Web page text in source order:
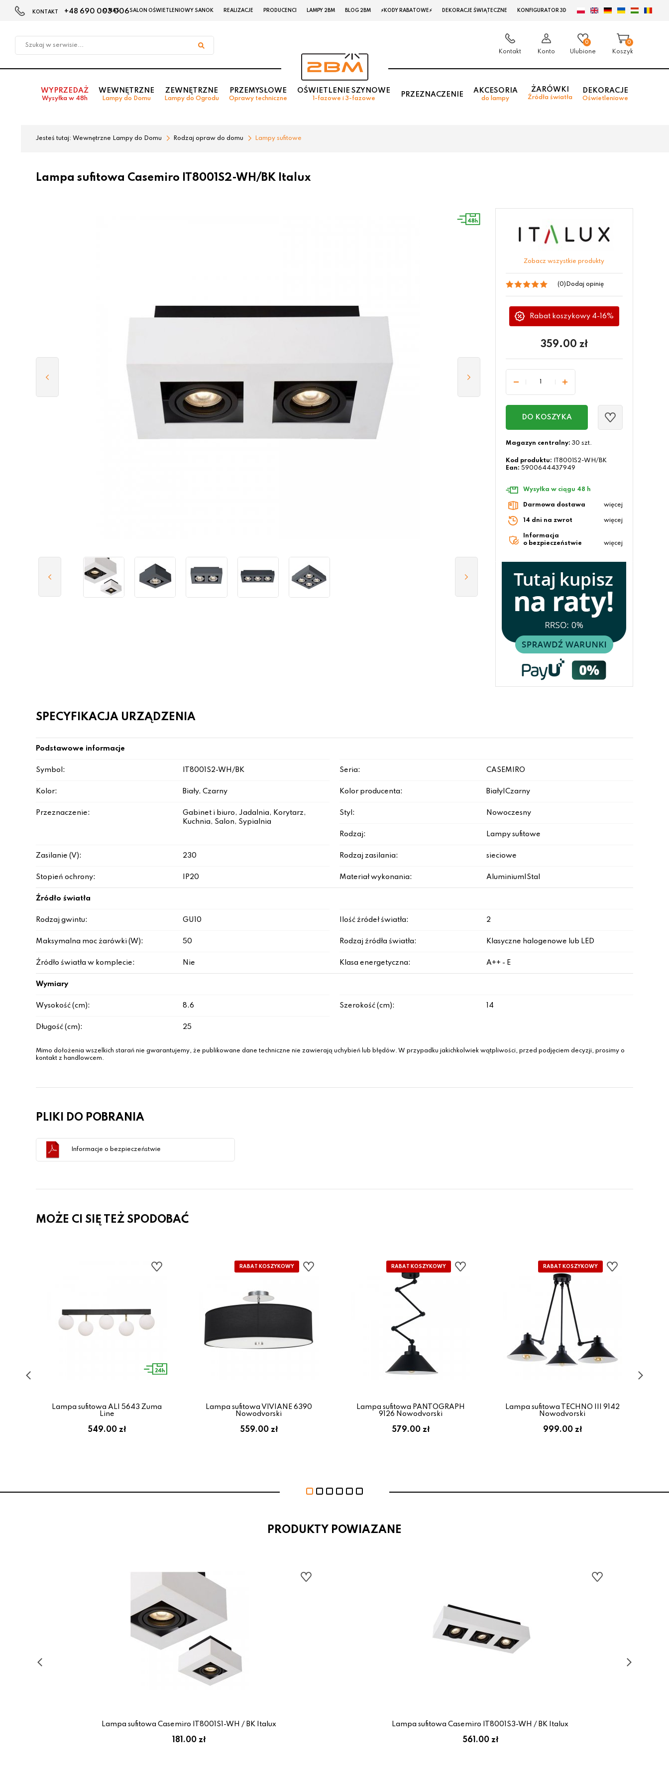
w
KONTAKT +48 690 003 006
O NAS SALON OŚWIETLENIOWY SANOK REALIZACJE PRODUCENCI LAMPY 2BM BLOG 2BM ⚡KODY RABATOWE⚡ DEKORACJE ŚWIĄTECZNE KONFIGURATOR 3D
Kontakt Konto
0
Ulubione
0
Koszyk
WYPRZEDAŻ
Wysyłka w 48h
WEWNĘTRZNE
Lampy do Domu
ZEWNĘTRZNE
Lampy do Ogrodu
PRZEMYSŁOWE
Oprawy techniczne
OŚWIETLENIE SZYNOWE
1-fazowe i 3-fazowe
PRZEZNACZENIE
AKCESORIA
do lampy
ŻARÓWKI
Źródła światła
DEKORACJE
Oświetleniowe
Jesteś tutaj: Wewnętrzne Lampy do Domu Rodzaj opraw do domu Lampy sufitowe
Lampa sufitowa Casemiro IT8001S2-WH/BK Italux
Zobacz wszystkie produkty
(0) Dodaj opinię
Rabat koszykowy 4-16%
359.00 zł
DO KOSZYKA
Magazyn centralny: 30 szt.
Kod produktu:
IT8001S2-WH/BK
Ean: 5900644437949
Wysyłka w ciągu 48 h
Darmowa dostawa więcej
14 dni na zwrot więcej
Informacja
o bezpieczeństwie
więcej
SPECYFIKACJA URZĄDZENIA
Podstawowe informacje
Symbol: IT8001S2-WH/BK Seria: CASEMIRO
Kolor: Biały, Czarny Kolor producenta: Biały|Czarny
Przeznaczenie:
Gabinet i biuro, Jadalnia, Korytarz,
Kuchnia, Salon, Sypialnia
Styl: Nowoczesny
Rodzaj: Lampy sufitowe
Zasilanie (V): 230 Rodzaj zasilania: sieciowe
Stopień ochrony: IP20 Materiał wykonania: Aluminium|Stal
Źródło światła
Rodzaj gwintu: GU10 Ilość źródeł światła: 2
Maksymalna moc żarówki (W): 50 Rodzaj źródła światła: Klasyczne halogenowe lub LED
Źródło światła w komplecie: Nie Klasa energetyczna: A++ - E
Wymiary
Wysokość (cm): 8.6 Szerokość (cm): 14
Długość (cm): 25
Mimo dołożenia wszelkich starań nie gwarantujemy, że publikowane dane techniczne nie zawierają uchybień lub błędów. W przypadku jakichkolwiek wątpliwości, przed podjęciem decyzji, prosimy o
kontakt z handlowcem.
PLIKI DO POBRANIA
Informacje o bezpieczeństwie
MOŻE CI SIĘ TEŻ SPODOBAĆ
Lampa sufitowa ALI 5643 Zuma
Line
549.00 zł
Lampa sufitowa VIVIANE 6390
Nowodvorski
559.00 zł
Lampa sufitowa PANTOGRAPH
9126 Nowodvorski
579.00 zł
Lampa sufitowa TECHNO III 9142
Nowodvorski
999.00 zł
PRODUKTY POWIAZANE
Lampa sufitowa Casemiro IT8001S1-WH / BK Italux
181.00 zł
Lampa sufitowa Casemiro IT8001S3-WH / BK Italux
561.00 zł